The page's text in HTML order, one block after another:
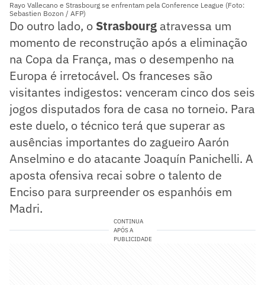
Rayo Vallecano e Strasbourg se enfrentam pela Conference League (Foto:
Sebastien Bozon / AFP)
Do outro lado, o Strasbourg atravessa um
momento de reconstrução após a eliminação
na Copa da França, mas o desempenho na
Europa é irretocável. Os franceses são
visitantes indigestos: venceram cinco dos seis
jogos disputados fora de casa no torneio. Para
este duelo, o técnico terá que superar as
ausências importantes do zagueiro Aarón
Anselmino e do atacante Joaquín Panichelli. A
aposta ofensiva recai sobre o talento de
Enciso para surpreender os espanhóis em
Madri.
CONTINUA
APÓS A
PUBLICIDADE